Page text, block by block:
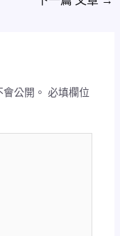
公開。 必填欄位